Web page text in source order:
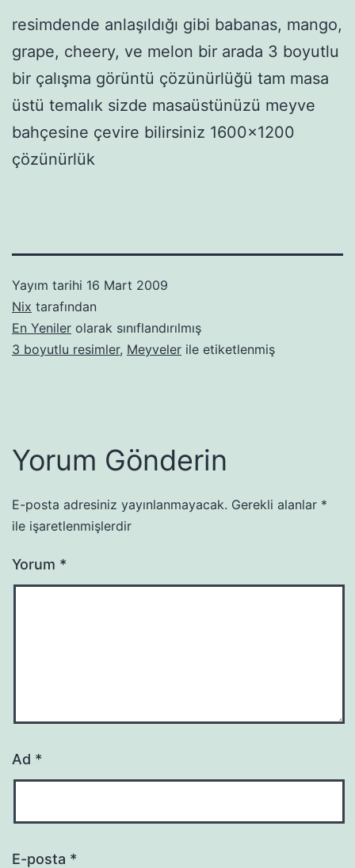
resimdende anlaşıldığı gibi babanas, mango,
grape, cheery, ve melon bir arada 3 boyutlu
bir çalışma görüntü çözünürlüğü tam masa
üstü temalık sizde masaüstünüzü meyve
bahçesine çevire bilirsiniz 1600×1200
çözünürlük
Yayım tarihi 16 Mart 2009
Nix tarafından
En Yeniler olarak sınıflandırılmış
3 boyutlu resimler, Meyveler ile etiketlenmiş
Yorum Gönderin
E-posta adresiniz yayınlanmayacak. Gerekli alanlar *
ile işaretlenmişlerdir
Yorum *
Ad *
E-posta *